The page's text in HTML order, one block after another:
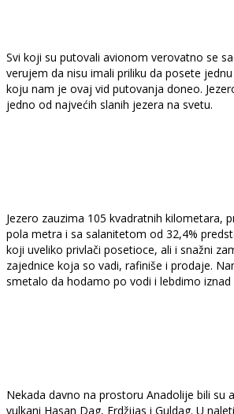
Svi koji su putovali avionom verovatno se
verujem da nisu imali priliku da posete
koju nam je ovaj vid putovanja doneo.
jedno od najvećih slanih jezera na svetu.
Jezero zauzima 105 kvadratnih kilometara,
pola metra i sa salanitetom od 32,4%
koji uveliko privlači posetioce, ali i snažni
zajednice koja so vadi, rafiniše i prodaje.
smetalo da hodamo po vodi i lebdimo iznad
Nekada davno na prostoru Anadolije bili su
vulkani Hasan Dag, Erdžijas i Guldag. U